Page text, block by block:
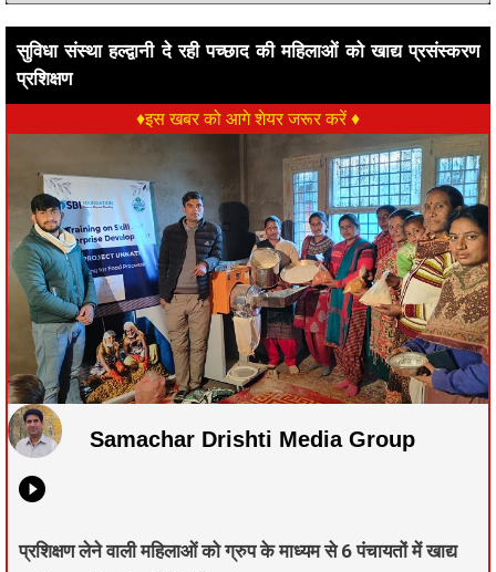
सुविधा संस्था हल्द्वानी दे रही पच्छाद की महिलाओं को खाद्य प्रसंस्करण
प्रशिक्षण
♦इस खबर को आगे शेयर जरूर करें ♦
Samachar Drishti Media Group
प्रशिक्षण लेने वाली महिलाओं को ग्रुप के माध्यम से 6 पंचायतों में खाद्य